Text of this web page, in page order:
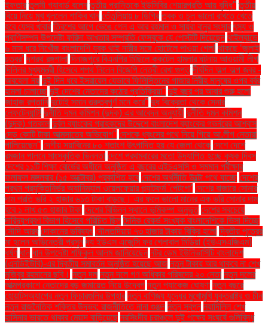
ইফতার তুলসী গ্যাবার্ড বলেন তৃতীয় প্রান্তিকে ইউসিবির শেয়ারপ্রতি আয় বৃদ্ধি" তৃতীয়
বিয়ে নিয়ে মুখ খুললেন শাকিব খান তেঁতুলিয়ায় ৮ ডিগ্রি ত্বক ও চুল ভালো রাখতে খেতে
হবে যেসব খাবার ত্রিশের আগে ভেঙে গেল এ আর রহমান ও সায়রা বানুর সংসার ৎস্য ও
প্রাণিসম্পদ উপদেষ্টা ফরিদা আখতার সম্প্রতি ফেসবুকে যে পোস্টটি দিয়েছেন থাইল্যান্ডে
৬ মাস ধরে নিখোঁজ বাংলাদেশি যুবক থাই নারীর সঙ্গে হোটেলে পাওয়া গেল! থাকছে ‘জুলাই
চত্বর’ দশরথ রঙ্গশালা দিনাজপুরে বিএনপির মিছিলে ককটেল হামলার ঘটনায় আওয়ামী লীগ
দিল্লির মুখ্যমন্ত্রী হিসেবে শপথ নিলেন বিজেপি নেত্রী রেখা গুপ্ত দীর্ঘদিন অল্প অল্প জ্বর -
অবহেলা নয় দুই দিন ধরে ইসরায়েল যেভাবে ফিলিস্তিনের গাজার নিরীহ মানুষের ওপর বর্বর
হামলা চালাচ্ছে দুই দেশের নেতাদের কঠোর প্রতিক্রিয়া" দুই বছর পর আবার শুরু হলো
জাহাজ রপ্তানি দুটোই সমান গুরুত্বপূর্ণ মনে করে" দুধ বিক্রেতা থেকে সেনার
লেফটেন্যান্ট! দুর্নীতি দমন কমিশন (দুদক) এর আবেদন অনুযায়ী দুর্নীতি দমন কমিশন
(দুদক) গতকাল দুর্বল ব্যাংকের গ্রাহকদের উদ্দেশে বাংলাদেশ ব্যাংকের গভর্নরের আশ্বাস
দেড় কোটি টাকা আত্মসাতের অভিযোগ" দেশকে ধ্বংসের পথে নিয়ে গিয়ে আ.লীগ নেতারা
পালিয়েছেন" দেশীয় সয়াবিনের ৮০ শতাংশ উৎপাদিত হয় যে জেলা থেকে দেশে দেশে
রমজান পালনে সাংস্কৃতিক ভিন্নতা দেশে প্রথমবারের মতো উদযাপিত হচ্ছে কৃষক দিবস
দেশের ১১টি শিক্ষা বোর্ডের অধীনে অনুষ্ঠিত এ বছরের এইচএসসি ও সমমান পরীক্ষার
ফলাফল মঙ্গলবার (১৫ অক্টোবর) প্রকাশিত হবে দেশের অর্থনীতি উল্টো পথে যাচ্ছে দেশের
প্রথম প্রযুক্তিনির্ভর অ্যানিম্যাল ওয়েলফেয়ার প্ল্যাটফর্ম 'পেটগো' দেশের বাজারে সোনার
দাম প্রতি ভরি ২ হাজার ৬১৩ টাকা বাড়ছে। এর ফলে ভালো মানের এক ভরি সোনার দাম
হবে ১ লাখ ৫৩ হাজার টাকা দেশের বিভিন্ন স্থানে ভূমিকম্প অনুভূত দেশের সবচেয়ে
দারিদ্র্যপ্রবণ বিভাগ হিসেবে পরিচিত ছিল দৈনিক রেকর্ড সংখ্যক বাংলাদেশিকে ভিসা দিচ্ছে
সৌদি আরব দোকানের ভবিষ্যৎ দৌলতদিয়ায় ৭৩ হাজার টাকায় বিক্রি হলো দ্বিতীয় পুত্রের
মা হলেন অভিনেত্রী প্রসূন দ্য ইউএস এজেন্সি ফর গ্লোবাল মিডিয়া (ইউএসএজিএম)
ধর্ষণ ধান ধান উপদেষ্টা শফিকুল আলম জানিয়েছেন নটর ডেম ইউনিভার্সিটি বাংলাদেশ
(এনডিইউবি)-এর দ্বিতীয় সমাবর্তন অনুষ্ঠিত হয়েছে আজ নতুন টাকায় আর থাকবে না শেখ
মুজিবুর রহমানের ছবি। নতুন দল নতুন দলে গণ অধিকার পরিষদের ২০ নেতা নতুন দলের
আত্মপ্রকাশে নেতাদের বড় জমায়েত নিয়ে উদ্বেগ নতুন প্যাকেজ ঘোষণা নতুন বছরে
হোয়াটসঅ্যাপের নতুন ফিচারগুলির উপহার নতুন বাণিজ্য যুদ্ধের মুখোমুখি যুক্তরাষ্ট্র ও চীন
নতুন রাজনৈতিক শক্তির উদ্ভব: রাজনীতিতে নানা গুঞ্জন নতুন স্বপ্ন নয়াদিল্লি শেখ
হাসিনার ভারতে থাকার মেয়াদ বাড়িয়েছে নরসিংদীর চরাঞ্চলে দুই পক্ষের সংঘর্ষে গুলিবিদ্ধ